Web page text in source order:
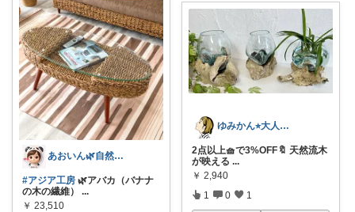
あおいん🌿自然派&無添加さん
#アジア工房 🌿アバカ（バナナ
の木の繊維）
...
￥ 23,510
ゆみかん⭐︎大人の暮らし研究室
2点以上🧺で3%OFF🔖 天然流木
が映える ...
￥ 2,940
1 0 1